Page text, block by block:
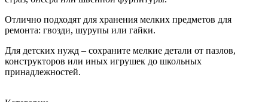
Отлично подходят для хранения мелких предметов для
ремонта: гвозди, шурупы или гайки.
Для детских нужд – сохраните мелкие детали от пазлов,
конструкторов или иных игрушек до школьных
принадлежностей.